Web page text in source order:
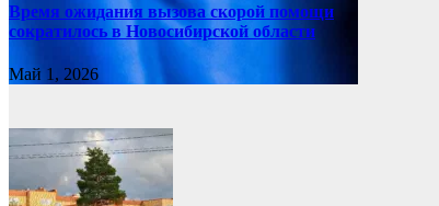
Время ожидания вызова скорой помощи
сократилось в Новосибирской области
Май 1, 2026